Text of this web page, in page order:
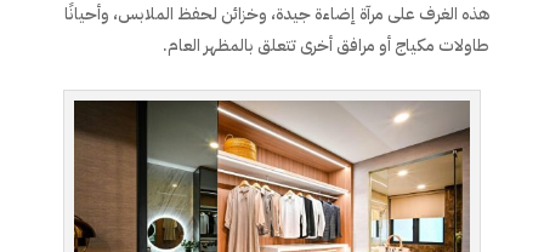
هذه الغرف على مرآة إضاءة جيدة، وخزائن لحفظ الملابس، وأحيانًا
طاولات مكياج أو مرافق أخرى تتعلق بالمظهر العام.